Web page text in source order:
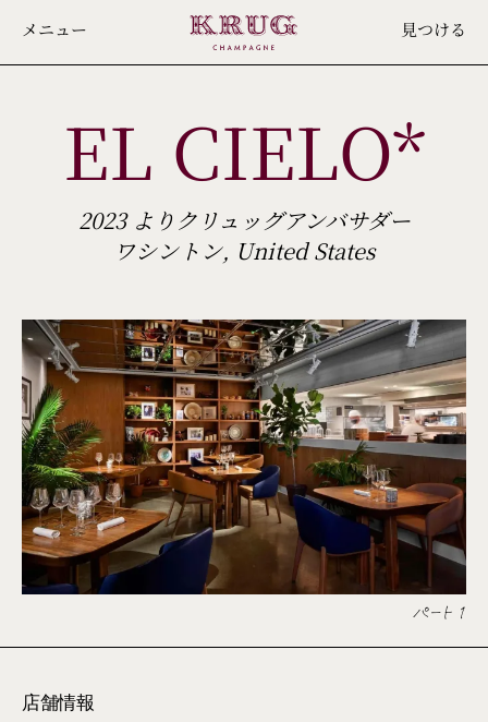
メニュー 見つける
EL CIELO*
2023 よりクリュッグアンバサダー
ワシントン, United States
パート 1
店舗情報